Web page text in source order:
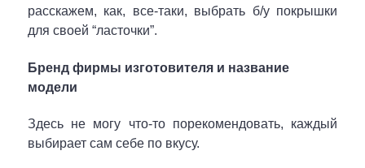
расскажем, как, все-таки, выбрать б/у покрышки
для своей “ласточки”.
Бренд фирмы изготовителя и название
модели
Здесь не могу что-то порекомендовать, каждый
выбирает сам себе по вкусу.